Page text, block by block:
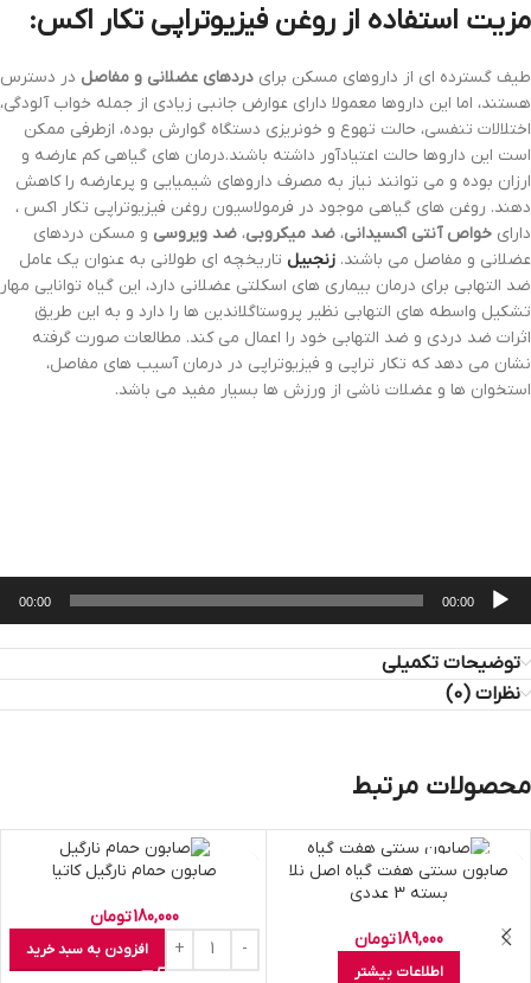
مزیت استفاده از روغن فیزیوتراپی تکار اکس:
طیف گسترده ای از داروهای مسکن برای دردهای عضلانی و مفاصل در دسترس
هستند، اما این داروها معمولا دارای عوارض جانبی زیادی از جمله خواب آلودگی،
اختلالات تنفسی، حالت تهوع و خونریزی دستگاه گوارش بوده، ازطرفی ممکن
است این داروها حالت اعتیادآور داشته باشند.درمان های گیاهی کم عارضه و
ارزان بوده و می توانند نیاز به مصرف داروهای شیمیایی و پرعارضه را کاهش
دهند. روغن های گیاهی موجود در فرمولاسیون روغن فیزیوتراپی تکار اکس ،
دارای خواص آنتی اکسیدانی، ضد میکروبی، ضد ویروسی و مسکن دردهای
عضلانی و مفاصل می باشند. زنجبیل تاریخچه ای طولانی به عنوان یک عامل
ضد التهابی برای درمان بیماری های اسکلتی عضلانی دارد، این گیاه توانایی مهار
تشکیل واسطه های التهابی نظیر پروستاگلاندین ها را دارد و به این طریق
اثرات ضد دردی و ضد التهابی خود را اعمال می کند. مطالعات صورت گرفته
نشان می دهد که تکار تراپی و فیزیوتراپی در درمان آسیب های مفاصل،
استخوان ها و عضلات ناشی از ورزش ها بسیار مفید می باشد.
پخش‌کننده
صوت
00:00
00:00
توضیحات تکمیلی
نظرات (0)
محصولات مرتبط
اتمام موجودی
صابون سنتی هفت گياه اصل نلا
بسته 3 عددی
189,000تومان
اطلاعات بیشتر
صابون حمام نارگیل کاتیا
180,000تومان
افزودن به سبد خرید